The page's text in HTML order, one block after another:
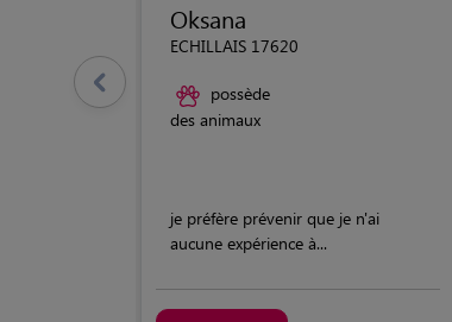
Oksana
ECHILLAIS 17620
possède
des animaux
je préfère prévenir que je n'ai
aucune expérience à...